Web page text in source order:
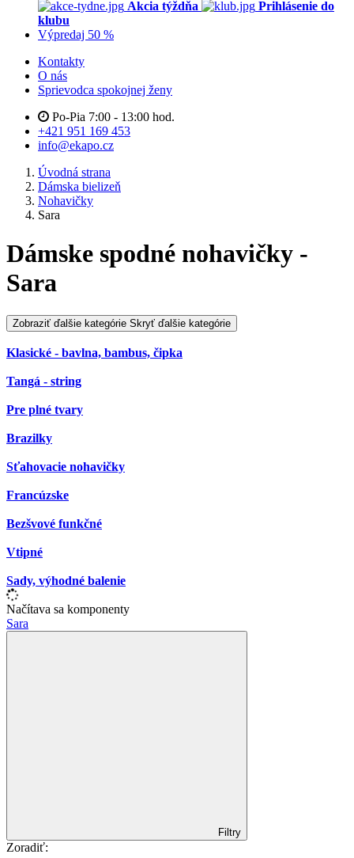
Akcia týždňa
Prihlásenie do
klubu
Výpredaj 50 %
Kontakty
O nás
Sprievodca spokojnej ženy
Po-Pia 7:00 - 13:00 hod.
+421 951 169 453
info@ekapo.cz
Úvodná strana
Dámska bielizeň
Nohavičky
Sara
Dámske spodné nohavičky -
Sara
Zobraziť ďalšie kategórie Skryť ďalšie kategórie
Klasické - bavlna, bambus, čipka
Tangá - string
Pre plné tvary
Brazilky
Sťahovacie nohavičky
Francúzske
Bezšvové funkčné
Vtipné
Sady, výhodné balenie
Načítava sa komponenty
Sara
Filtry
Zoradiť: